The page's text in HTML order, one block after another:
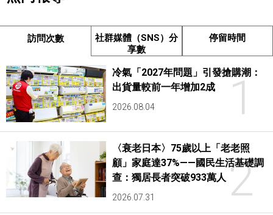
訪問次數
社群媒體（SNS）分
享數
停留時間
1
冷氣「2027年問題」引發搶購潮：
出貨量較前一年增加2成
2026.08.04
2
〈衰老日本〉75歲以上「老老照
顧」家庭達37%——國民生活基礎調
查：獨居長者突破933萬人
2026.07.31